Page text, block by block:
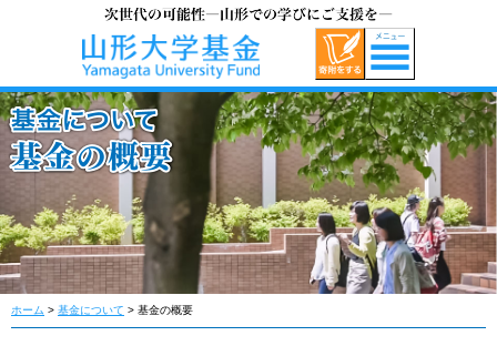
ホーム > 基金について > 基金の概要